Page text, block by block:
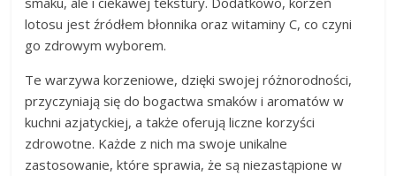
lotosu jest źródłem błonnika oraz witaminy C, co czyni
go zdrowym wyborem.
Te warzywa korzeniowe, dzięki swojej różnorodności,
przyczyniają się do bogactwa smaków i aromatów w
kuchni azjatyckiej, a także oferują liczne korzyści
zdrowotne. Każde z nich ma swoje unikalne
zastosowanie, które sprawia, że są niezastąpione w